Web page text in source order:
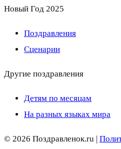
Новый Год 2025
Поздравления
Сценарии
Другие поздравления
Детям по месяцам
На разных языках мира
© 2026 Поздравленок.ru |